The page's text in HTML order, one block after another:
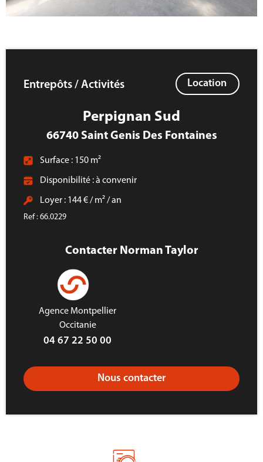
Entrepôts / Activités Location
Perpignan Sud
66740 Saint Genis Des Fontaines
Surface : 150 m²
Disponibilité : à convenir
Loyer : 144 € / m² / an
Ref : 66.0229
Contacter Norman Taylor
Agence Montpellier
Occitanie
04 67 22 50 00
Nous contacter